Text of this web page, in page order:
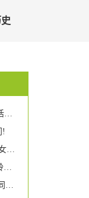
厦门玩主这个厨子带着一条懂音乐的老狗,真正活出了自由!
!
厦门音乐学校又双叒叕上榜~果然音乐学院的仙女都是高颜多才多艺!
厦门人唱厦门歌丨“音乐厦门·为金砖喝彩”李炜铃助力金砖独唱音乐会
厦门音乐“海豚” —— 集美大学音乐学院陈怡静同学获全国游泳比赛第二名